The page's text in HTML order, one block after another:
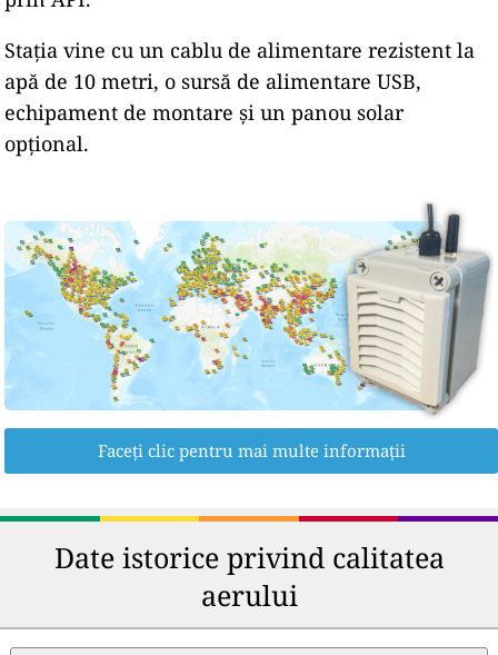
Stația vine cu un cablu de alimentare rezistent la
apă de 10 metri, o sursă de alimentare USB,
echipament de montare și un panou solar
opțional.
Faceți clic pentru mai multe informații
Date istorice privind calitatea
aerului